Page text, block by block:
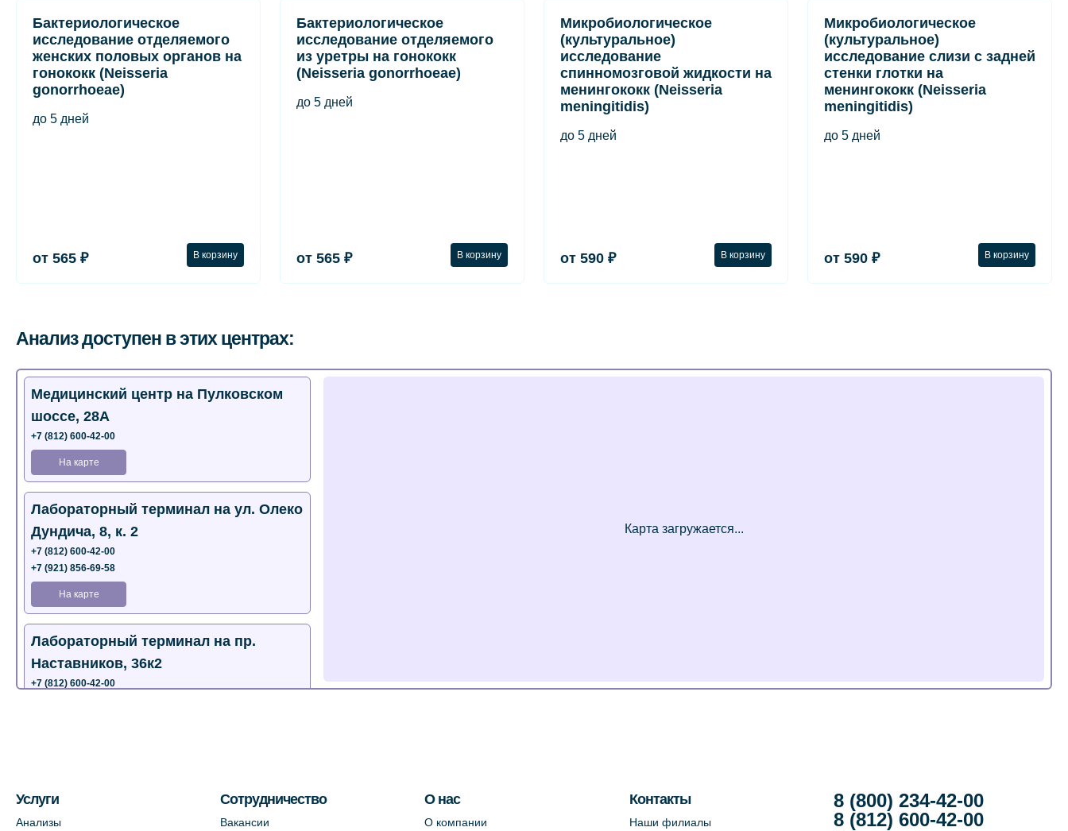
Бактериологическое
исследование отделяемого
женских половых органов на
гонококк (Neisseria
gonorrhoeae)
до 5 дней
от 565 ₽ В корзину
Бактериологическое
исследование отделяемого
из уретры на гонококк
(Neisseria gonorrhoeae)
до 5 дней
от 565 ₽ В корзину
Микробиологическое
(культуральное)
исследование
спинномозговой жидкости на
менингококк (Neisseria
meningitidis)
до 5 дней
от 590 ₽ В корзину
Микробиологическое
(культуральное)
исследование слизи с задней
стенки глотки на
менингококк (Neisseria
meningitidis)
до 5 дней
от 590 ₽ В корзину
Анализ доступен в этих центрах:
Медицинский центр на Пулковском
шоссе, 28А
+7 (812) 600-42-00
На карте
Лабораторный терминал на ул. Олеко
Дундича, 8, к. 2
+7 (812) 600-42-00
+7 (921) 856-69-58
На карте
Лабораторный терминал на пр.
Наставников, 36к2
+7 (812) 600-42-00
Пестеля, 25А
Услуги
Анализы
Сотрудничество
Вакансии
О нас
О компании
Контакты
Наши филиалы
8 (800) 234-42-00
8 (812) 600-42-00